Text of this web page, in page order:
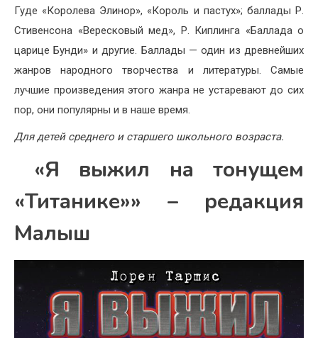
Гуде «Королева Элинор», «Король и пастух»; баллады Р.
Стивенсона «Вересковый мед», Р. Киплинга «Баллада о
царице Бунди» и другие. Баллады — один из древнейших
жанров народного творчества и литературы. Самые
лучшие произведения этого жанра не устаревают до сих
пор, они популярны и в наше время.
Для детей среднего и старшего школьного возраста.
«Я выжил на тонущем
«Титанике»» – редакция
Малыш